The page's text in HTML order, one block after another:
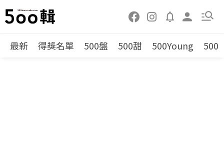
最新 得獎名單 500盤 500甜 500Young 500